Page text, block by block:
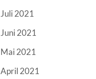
Juli 2021
Juni 2021
Mai 2021
April 2021